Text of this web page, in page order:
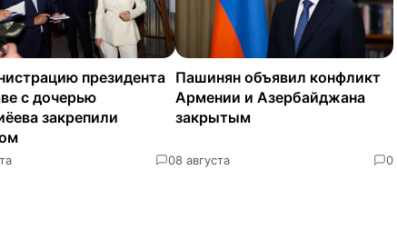
президента
с дочерью
закрепили
0
Пашинян объявил конфликт
Армении и Азербайджана
закрытым
8 августа 0